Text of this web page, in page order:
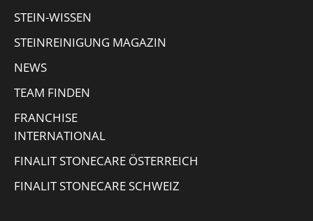
window
STEIN-WISSEN
STEINREINIGUNG MAGAZIN
NEWS
TEAM FINDEN
FRANCHISE
INTERNATIONAL
FINALIT STONECARE ÖSTERREICH
FINALIT STONECARE SCHWEIZ